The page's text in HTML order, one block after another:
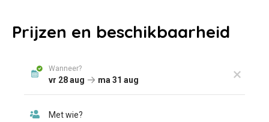
Prijzen en beschikbaarheid